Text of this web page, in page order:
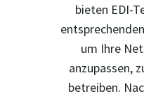
bieten EDI-
um Ihre
anzupassen,
betreiben.